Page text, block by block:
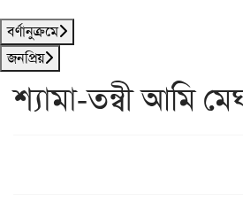
বর্ণানুক্রমে
জনপ্রিয়
শ্যামা-তন্বী আমি